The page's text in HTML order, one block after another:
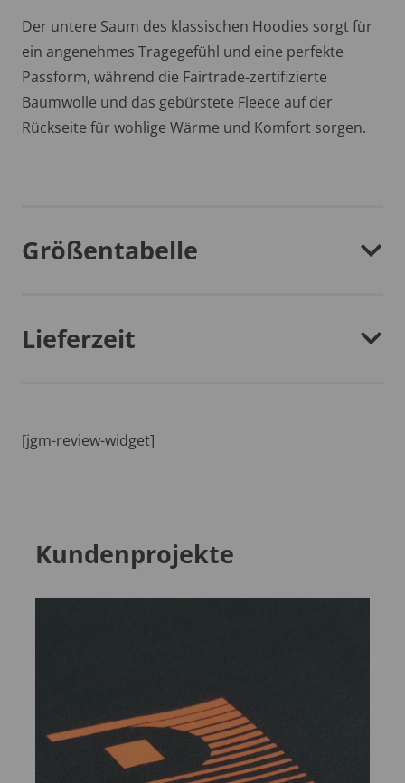
Der untere Saum des klassischen Hoodies sorgt für
ein angenehmes Tragegefühl und eine perfekte
Passform, während die Fairtrade-zertifizierte
Baumwolle und das gebürstete Fleece auf der
Rückseite für wohlige Wärme und Komfort sorgen.
Größentabelle
Lieferzeit
[jgm-review-widget]
Kundenprojekte